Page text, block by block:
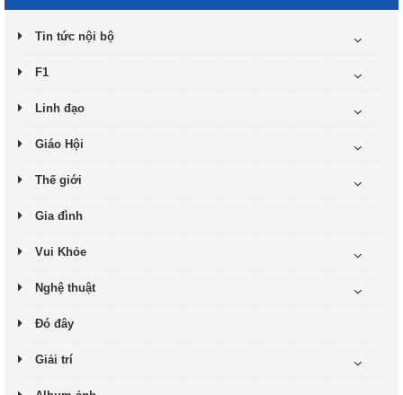
Tin tức nội bộ
F1
Linh đạo
Giáo Hội
Thế giới
Gia đình
Vui Khỏe
Nghệ thuật
Đó đây
Giải trí